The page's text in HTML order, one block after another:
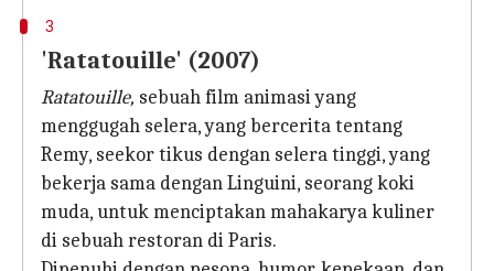
3
'Ratatouille' (2007)
Ratatouille, sebuah film animasi yang
menggugah selera, yang bercerita tentang
Remy, seekor tikus dengan selera tinggi, yang
bekerja sama dengan Linguini, seorang koki
muda, untuk menciptakan mahakarya kuliner
di sebuah restoran di Paris.